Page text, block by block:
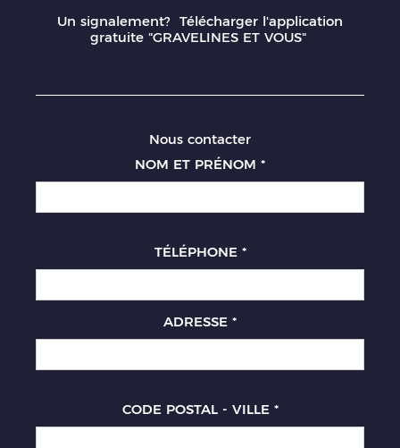
Un signalement? Télécharger l'application
gratuite "GRAVELINES ET VOUS"
Nous contacter
NOM ET PRÉNOM *
TÉLÉPHONE *
ADRESSE *
CODE POSTAL - VILLE *